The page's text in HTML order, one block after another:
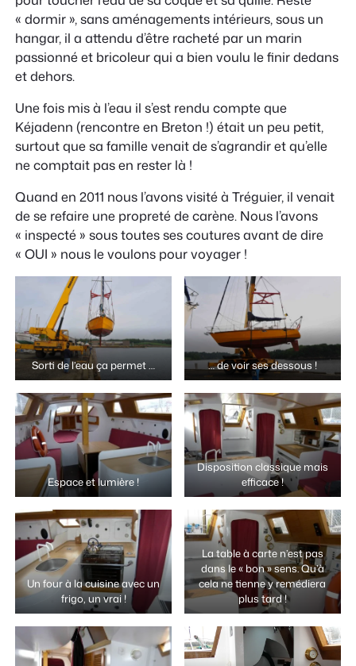
« dormir », sans aménagements intérieurs, sous un
hangar, il a attendu d’être racheté par un marin
passionné et bricoleur qui a bien voulu le finir dedans
et dehors.
Une fois mis à l’eau il s’est rendu compte que
Kéjadenn (rencontre en Breton !) était un peu petit,
surtout que sa famille venait de s’agrandir et qu’elle
ne comptait pas en rester là !
Quand en 2011 nous l’avons visité à Tréguier, il venait
de se refaire une propreté de carène. Nous l’avons
« inspecté » sous toutes ses coutures avant de dire
« OUI » nous le voulons pour voyager !
Sorti de l’eau ça permet … … de voir ses dessous !
Espace et lumière !
Disposition classique mais
efficace !
Un four à la cuisine avec un
frigo, un vrai !
La table à carte n’est pas
dans le « bon » sens. Qu’à
cela ne tienne y remédiera
plus tard !